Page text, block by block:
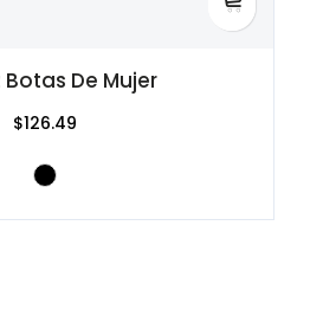
Botas De Mujer
$126.49